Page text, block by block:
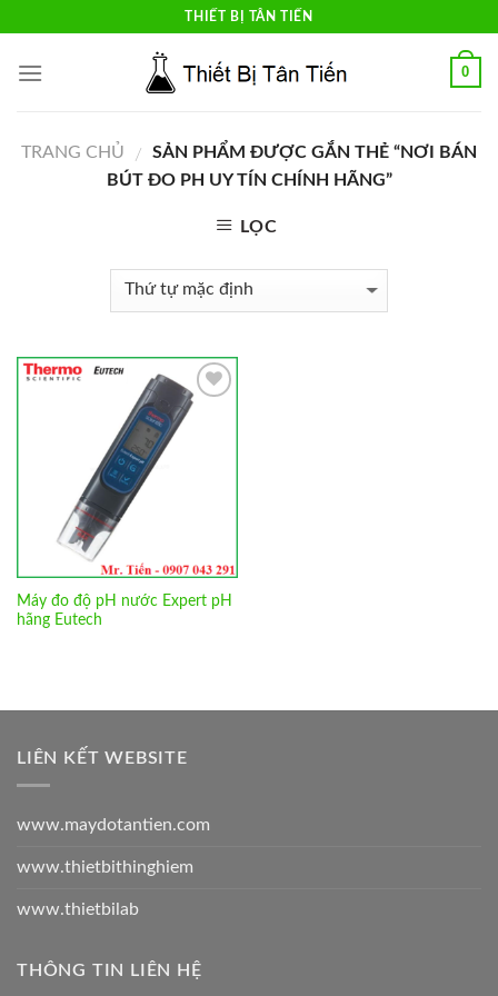
content
THIẾT BỊ TÂN TIẾN
0
TRANG CHỦ /
SẢN PHẨM ĐƯỢC GẮN THẺ “NƠI BÁN
BÚT ĐO PH UY TÍN CHÍNH HÃNG”
LỌC
Add to
Wishlist
Máy đo độ pH nước Expert pH
hãng Eutech
LIÊN KẾT WEBSITE
www.maydotantien.com
www.thietbithinghiem
www.thietbilab
THÔNG TIN LIÊN HỆ